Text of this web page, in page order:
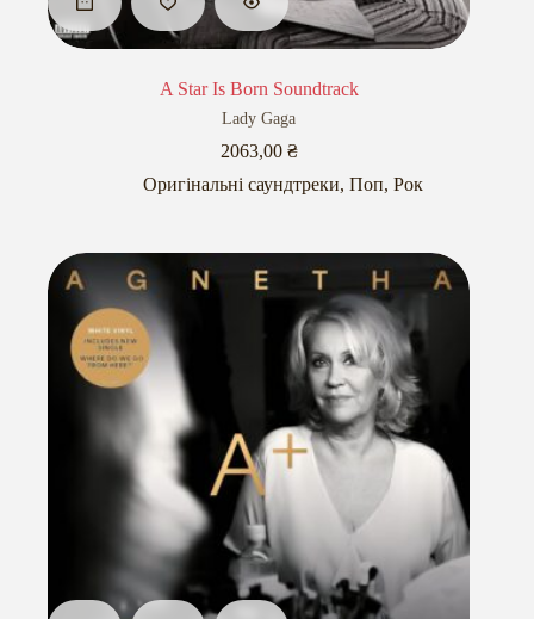
A Star Is Born Soundtrack
Lady Gaga
2063,00 ₴
Оригінальні саундтреки, Поп, Рок